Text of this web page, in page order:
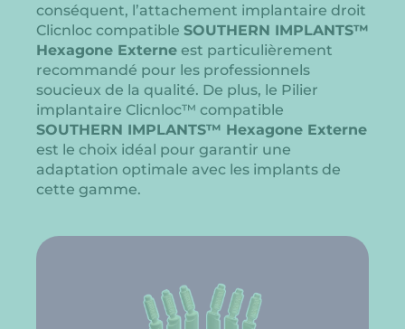
conséquent, l’attachement implantaire droit
Clicnloc compatible SOUTHERN IMPLANTS™
Hexagone Externe est particulièrement
recommandé pour les professionnels
soucieux de la qualité. De plus, le Pilier
implantaire Clicnloc™ compatible
SOUTHERN IMPLANTS™ Hexagone Externe
est le choix idéal pour garantir une
adaptation optimale avec les implants de
cette gamme.